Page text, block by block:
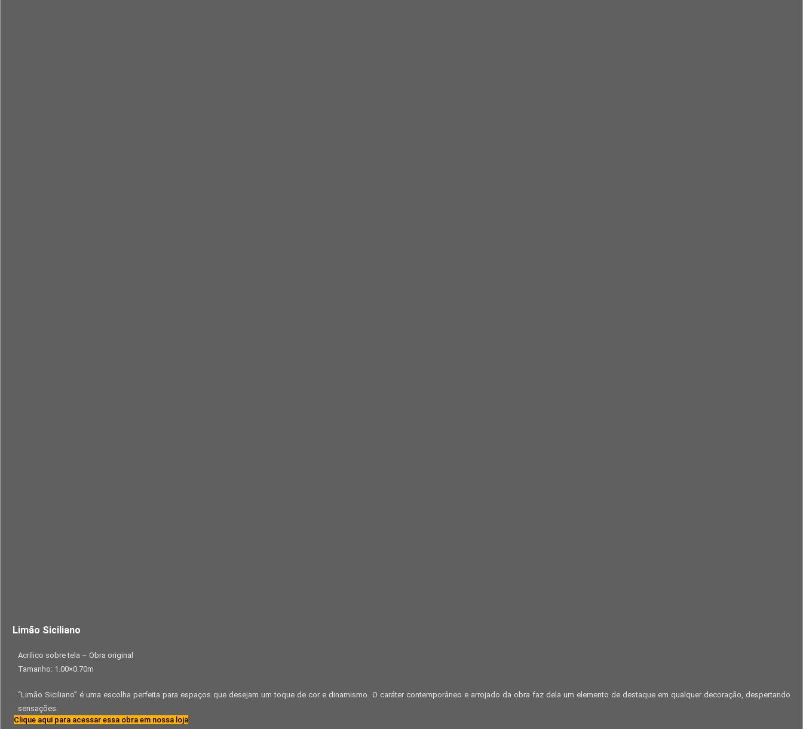
Limão Siciliano
Acrílico sobre tela – Obra original
Tamanho: 1.00×0.70m
“Limão Siciliano” é uma escolha perfeita para espaços que desejam um toque de cor e dinamismo. O caráter contemporâneo e arrojado da obra faz dela um elemento de destaque em qualquer decoração, despertando
sensações.
Clique aqui para acessar essa obra em nossa loja